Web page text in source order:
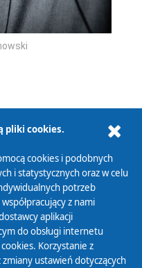
pliki cookies.
cookies i podobnych
i statystycznych oraz w celu
potrzeb
z nami
aplikacji
do obsługi internetu
Korzystanie z
ustawień dotyczących